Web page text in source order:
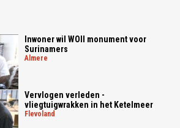
Inwoner wil WOII monument voor
Surinamers
almere
Vervlogen verleden -
vliegtuigwrakken in het Ketelmeer
flevoland